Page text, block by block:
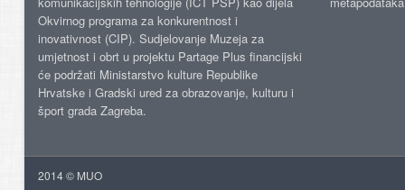
Okvirnog programa za konkurentnost i
inovativnost (CIP). Sudjelovanje Muzeja za
umjetnost i obrt u projektu Partage Plus financijski
će podržati Ministarstvo kulture Republike
Hrvatske i Gradski ured za obrazovanje, kulturu i
šport grada Zagreba.
2014 © MUO